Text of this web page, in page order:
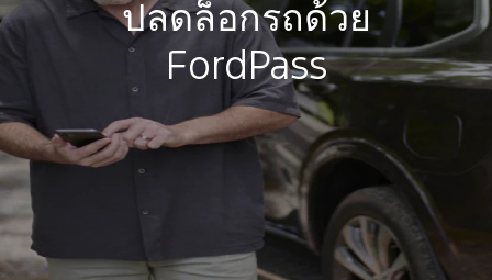
ปลดล็อกรถด้วย
FordPass